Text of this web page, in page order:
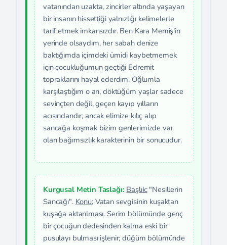
vatanından uzakta, zincirler altında yaşayan
bir insanın hissettiği yalnızlığı kelimelerle
tarif etmek imkansızdır. Ben Kara Memiş'in
yerinde olsaydım, her sabah denize
baktığımda içimdeki ümidi kaybetmemek
için çocukluğumun geçtiği Edremit
topraklarını hayal ederdim. Oğlumla
karşılaştığım o an, döktüğüm yaşlar sadece
sevinçten değil, geçen kayıp yılların
acısındandır; ancak elimize kılıç alıp
sancağa koşmak bizim genlerimizde var
olan bağımsızlık karakterinin bir sonucudur.
Kurgusal Metin Taslağı: Başlık:"Nesillerin
Sancağı". Konu:Vatan sevgisinin kuşaktan
kuşağa aktarılması. Serim bölümünde genç
bir çocuğun dedesinden kalma eski bir
pusulayı bulması işlenir; düğüm bölümünde